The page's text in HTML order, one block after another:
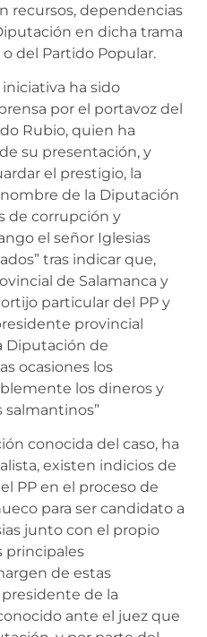
recursos, dependencias
en dicha trama
del Partido Popular.
ha sido
por el portavoz del
Rubio, quien ha
su presentación, y
el prestigio, la
de la Diputación
de corrupción y
el señor Iglesias
tras indicar que,
de Salamanca y
particular del PP y
provincial
Diputación de
ocasiones los
los dineros y
salmantinos”
conocida del caso, ha
existen indicios de
PP en el proceso de
para ser candidato a
junto con el propio
principales
de estas
de la
ante el juez que